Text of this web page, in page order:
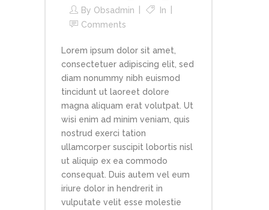
By Obsadmin
In
Comments
Lorem ipsum dolor sit amet,
consectetuer adipiscing elit, sed
diam nonummy nibh euismod
tincidunt ut laoreet dolore
magna aliquam erat volutpat. Ut
wisi enim ad minim veniam, quis
nostrud exerci tation
ullamcorper suscipit lobortis nisl
ut aliquip ex ea commodo
consequat. Duis autem vel eum
iriure dolor in hendrerit in
vulputate velit esse molestie